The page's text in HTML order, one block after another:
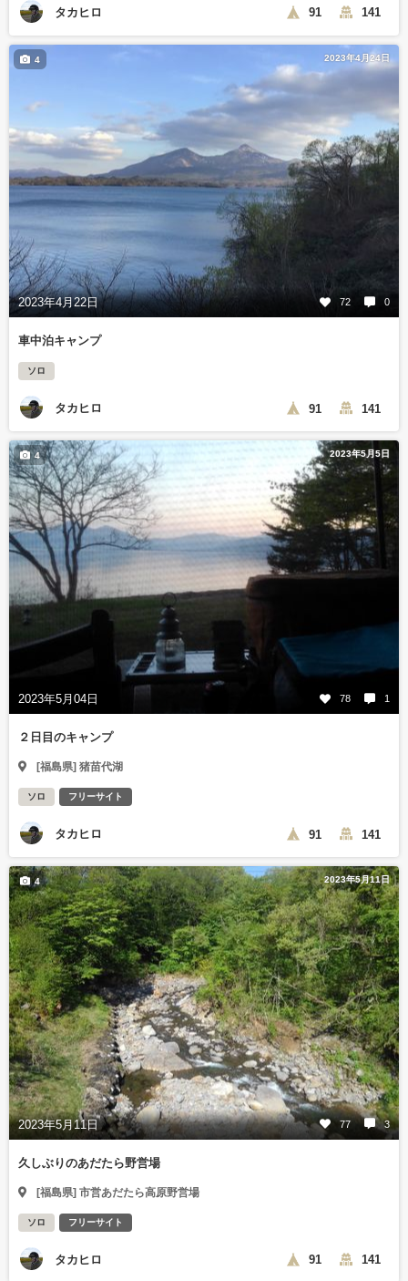
タカヒロ 91 141
2023年4月24日
2023年4月22日 72 0
4
車中泊キャンプ
ソロ
タカヒロ 91 141
2023年5月5日
2023年5月04日 78 1
4
２日目のキャンプ
[福島県] 猪苗代湖
ソロ フリーサイト
タカヒロ 91 141
2023年5月11日
2023年5月11日 77 3
4
久しぶりのあだたら野営場
[福島県] 市営あだたら高原野営場
ソロ フリーサイト
タカヒロ 91 141